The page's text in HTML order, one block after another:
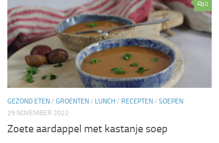
0
GEZOND ETEN/ GROENTEN/ LUNCH/ RECEPTEN/ SOEPEN
29 NOVEMBER 2022
Zoete aardappel met kastanje soep